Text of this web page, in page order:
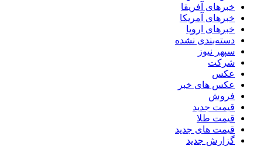
خبرهای آفریقا
خبرهای آمریکا
خبرهای اروپا
دسته‌بندی نشده
سپهر نیوز
شرکت
عکس
عکس های خبر
فروش
قیمت جدید
قیمت طلا
قیمت های جدید
گزارش جدید